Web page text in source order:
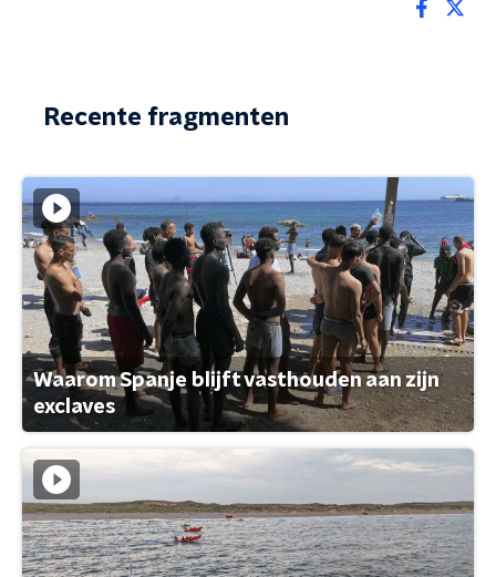
Recente fragmenten
Waarom Spanje blijft vasthouden aan zijn
exclaves